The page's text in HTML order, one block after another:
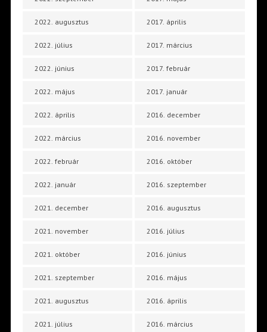
2022. augusztus
2022. július
2022. június
2022. május
2022. április
2022. március
2022. február
2022. január
2021. december
2021. november
2021. október
2021. szeptember
2021. augusztus
2021. július
2017. április
2017. március
2017. február
2017. január
2016. december
2016. november
2016. október
2016. szeptember
2016. augusztus
2016. július
2016. június
2016. május
2016. április
2016. március